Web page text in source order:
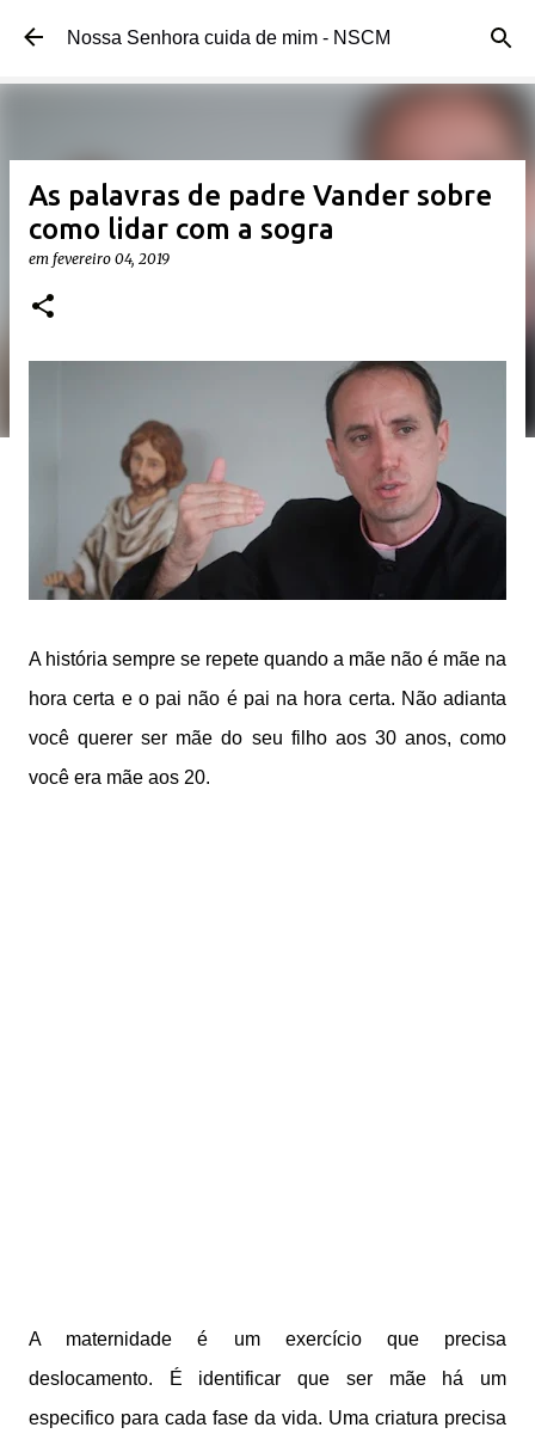
Pular para o conteúdo principal
Nossa Senhora cuida de mim - NSCM
As palavras de padre Vander sobre
como lidar com a sogra
em fevereiro 04, 2019
A história sempre se repete quando a mãe não é mãe na
hora certa e o pai não é pai na hora certa. Não adianta
você querer ser mãe do seu filho aos 30 anos, como
você era mãe aos 20.
A maternidade é um exercício que precisa
deslocamento. É identificar que ser mãe há um
especifico para cada fase da vida. Uma criatura precisa